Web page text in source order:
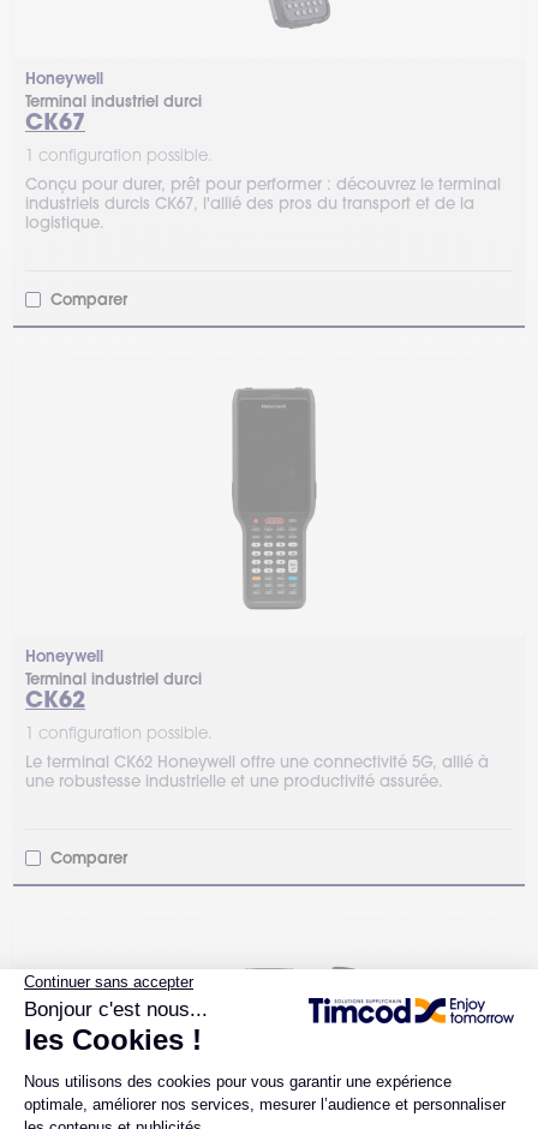
Honeywell
Terminal industriel durci
CK67
1 configuration possible.
Conçu pour durer, prêt pour performer : découvrez le terminal
industriels durcis CK67, l'allié des pros du transport et de la
logistique.
Comparer
Honeywell
Terminal industriel durci
CK62
1 configuration possible.
Le terminal CK62 Honeywell offre une connectivité 5G, allié à
une robustesse industrielle et une productivité assurée.
Comparer